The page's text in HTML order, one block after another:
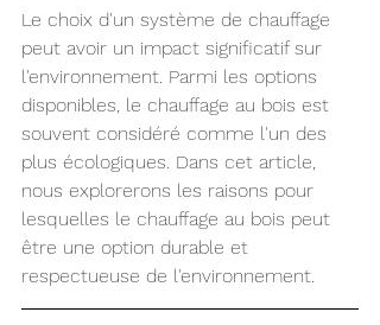
Le choix d'un système de chauffage
peut avoir un impact significatif sur
l'environnement. Parmi les options
disponibles, le chauffage au bois est
souvent considéré comme l'un des
plus écologiques. Dans cet article,
nous explorerons les raisons pour
lesquelles le chauffage au bois peut
être une option durable et
respectueuse de l'environnement.